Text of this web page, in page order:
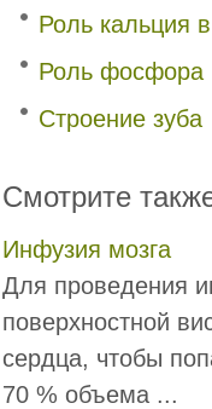
Роль кальция
Роль фосфора
Строение зуба
Смотрите
Инфузия мозга
Для проведения
поверхностной
сердца, чтобы
70 % объема ...